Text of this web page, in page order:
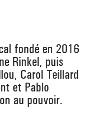
TNB
fondé en 2016
Rinkel, puis
Carol Teillard
et Pablo
au pouvoir.